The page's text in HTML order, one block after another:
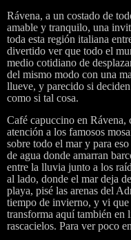
Rávena, a un costado de
amable y tranquilo, una
toda esta región italiana
divertido ver que todo el
medio cotidiano de
del mismo modo con una
llueve, y parecido si
como si tal cosa.
Café capuccino en Rávena,
atención a los famosos
sobre todo el mar y para
de agua donde amarran
entre la lluvia junto a los
al lado, donde el mar deja
playa, pisé las arenas del
tiempo de invierno, y vi
transforma aquí también en
rascacielos. Para ver poco